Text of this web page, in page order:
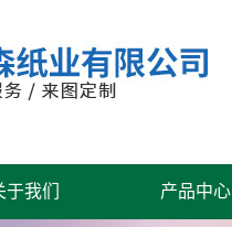
于我们 产品中心